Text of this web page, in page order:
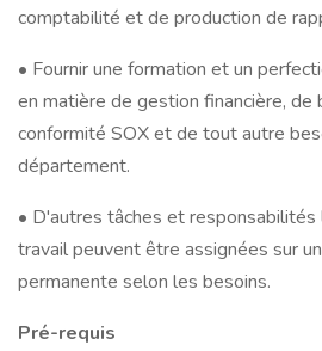
comptabilité et de production de
• Fournir une formation et un
en matière de gestion financière, de
conformité SOX et de tout autre
département.
• D'autres tâches et responsabilités
travail peuvent être assignées sur
permanente selon les besoins.
Pré-requis